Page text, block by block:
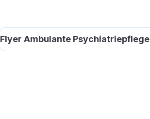
Flyer Ambulante Psychiatriepflege